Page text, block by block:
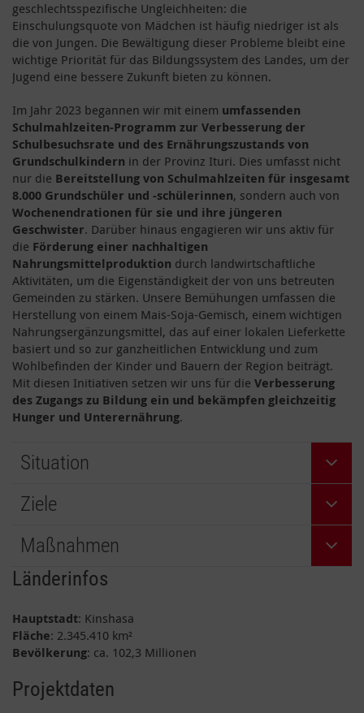
geschlechtsspezifische Ungleichheiten: die
Einschulungsquote von Mädchen ist häufig niedriger ist als
die von Jungen. Die Bewältigung dieser Probleme bleibt eine
wichtige Priorität für das Bildungssystem des Landes, um der
Jugend eine bessere Zukunft bieten zu können.
Im Jahr 2023 begannen wir mit einem umfassenden
Schulmahlzeiten-Programm zur Verbesserung der
Schulbesuchsrate und des Ernährungszustands von
Grundschulkindern in der Provinz Ituri. Dies umfasst nicht
nur die Bereitstellung von Schulmahlzeiten für insgesamt
8.000 Grundschüler und -schülerinnen, sondern auch von
Wochenendrationen für sie und ihre jüngeren
Geschwister. Darüber hinaus engagieren wir uns aktiv für
die Förderung einer nachhaltigen
Nahrungsmittelproduktion durch landwirtschaftliche
Aktivitäten, um die Eigenständigkeit der von uns betreuten
Gemeinden zu stärken. Unsere Bemühungen umfassen die
Herstellung von einem Mais-Soja-Gemisch, einem wichtigen
Nahrungsergänzungsmittel, das auf einer lokalen Lieferkette
basiert und so zur ganzheitlichen Entwicklung und zum
Wohlbefinden der Kinder und Bauern der Region beiträgt.
Mit diesen Initiativen setzen wir uns für die Verbesserung
des Zugangs zu Bildung ein und bekämpfen gleichzeitig
Hunger und Unterernährung.
Situation
Ziele
Maßnahmen
Länderinfos
Hauptstadt: Kinshasa
Fläche: 2.345.410 km²
Bevölkerung: ca. 102,3 Millionen
Projektdaten